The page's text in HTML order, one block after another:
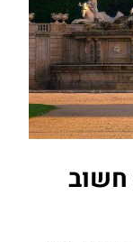
חשוב